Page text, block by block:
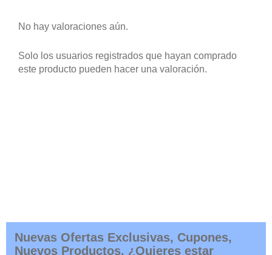
No hay valoraciones aún.
Solo los usuarios registrados que hayan comprado
este producto pueden hacer una valoración.
Nuevas Ofertas Exclusivas, Cupones,
Nuevos Productos. ¿Quieres estar